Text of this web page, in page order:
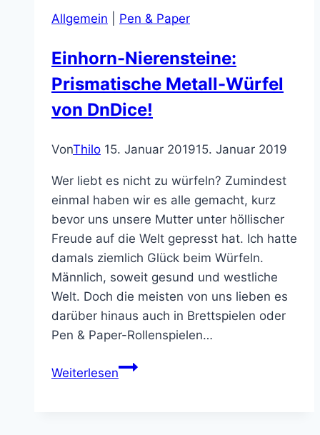
Staffel
Allgemein Pen & Paper
Einhorn-Nierensteine:
Prismatische Metall-Würfel
von DnDice!
VonThilo 15. Januar 201915. Januar 2019
Wer liebt es nicht zu würfeln? Zumindest
einmal haben wir es alle gemacht, kurz
bevor uns unsere Mutter unter höllischer
Freude auf die Welt gepresst hat. Ich hatte
damals ziemlich Glück beim Würfeln.
Männlich, soweit gesund und westliche
Welt. Doch die meisten von uns lieben es
darüber hinaus auch in Brettspielen oder
Pen & Paper-Rollenspielen…
WeiterlesenEinhorn-